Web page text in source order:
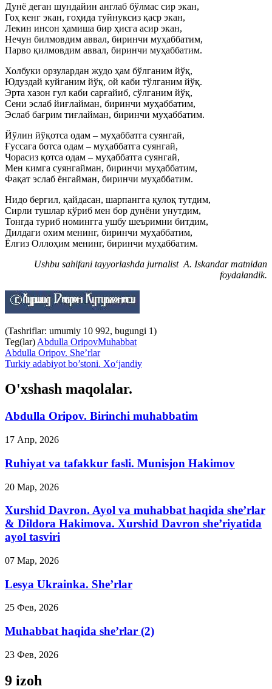
Дунё деган шундайин англаб бўлмас сир экан,
Гоҳ кенг экан, гоҳида туйнуксиз қаср экан,
Лекин инсон ҳамиша бир ҳисга асир экан,
Нечун билмовдим аввал, биринчи муҳаббатим,
Парво қилмовдим аввал, биринчи муҳаббатим.
Холбуки орзулардан жудо ҳам бўлганим йўқ,
Юдуздай куйганим йўқ, ой каби тўлганим йўқ.
Эрта хазон гул каби сарғайиб, сўлганим йўқ,
Сени эслаб йиғлайман, биринчи муҳаббатим,
Эслаб бағрим тиғлайман, биринчи муҳаббатим.
Йўлин йўқотса одам – муҳаббатга суянгай,
Ғуссага ботса одам – муҳаббатга суянгай,
Чорасиз қотса одам – муҳаббатга суянгай,
Мен кимга суянгайман, биринчи муҳаббатим,
Фақат эслаб ёнгайман, биринчи муҳаббатим.
Нидо бергил, қайдасан, шарпангга қулоқ тутдим,
Сирли тушлар кўриб мен бор дунёни унутдим,
Тонгда туриб номингга ушбу шеъримни битдим,
Дилдаги охим менинг, биринчи муҳаббатим,
Ёлғиз Оллоҳим менинг, биринчи муҳаббатим.
Ushbu sahifani tayyorlashda jurnalist A. Iskandar matnidan
foydalandik.
(Tashriflar: umumiy 10 992, bugungi 1)
Teg(lar) Abdulla OripovMuhabbat
Abdulla Oripov. She’rlar
Turkiy adabiyot bo’stoni. Xo‘jandiy
O'xshash maqolalar.
Abdulla Oripov. Birinchi muhabbatim
17 Апр, 2026
Ruhiyat va tafakkur fasli. Munisjon Hakimov
20 Мар, 2026
Xurshid Davron. Ayol va muhabbat haqida she’rlar
& Dildora Hakimova. Xurshid Davron she’riyatida
ayol tasviri
07 Мар, 2026
Lesya Ukrainka. She’rlar
25 Фев, 2026
Muhabbat haqida she’rlar (2)
23 Фев, 2026
9 izoh